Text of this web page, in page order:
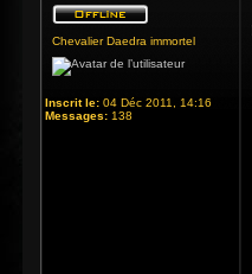
Chevalier Daedra immortel
Inscrit le: 04 Déc 2011, 14:16
Messages: 138